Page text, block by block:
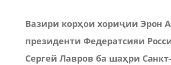
Вазири корҳои хориҷии Эрон
президенти Федератсияи
Сергей Лавров ба шаҳри